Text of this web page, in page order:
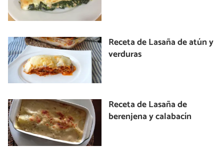
Receta de Lasaña de atún y
verduras
Receta de Lasaña de
berenjena y calabacín